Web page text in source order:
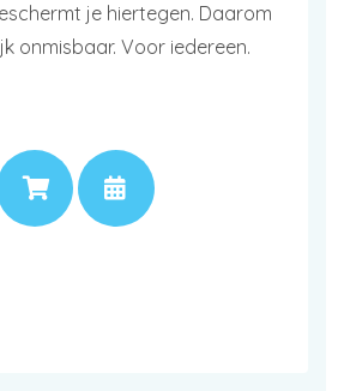
je hiertegen. Daarom
onmisbaar. Voor iedereen.
PRIJS